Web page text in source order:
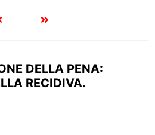
DELLA PENA:
RECIDIVA.